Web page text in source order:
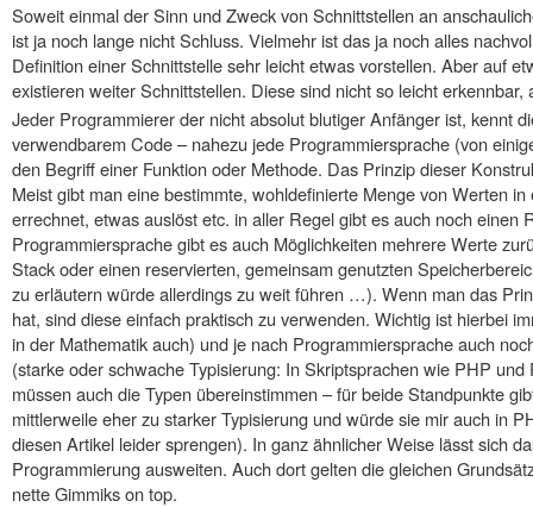
Soweit einmal der Sinn und Zweck von Schnittstellen an
ist ja noch lange nicht Schluss. Vielmehr ist das ja noch alles
Definition einer Schnittstelle sehr leicht etwas vorstellen. Aber auf
existieren weiter Schnittstellen. Diese sind nicht so leicht
Jeder Programmierer der nicht absolut blutiger Anfänger ist, kennt
verwendbarem Code – nahezu jede Programmiersprache (von
den Begriff einer Funktion oder Methode. Das Prinzip dieser
Meist gibt man eine bestimmte, wohldefinierte Menge von Werten
errechnet, etwas auslöst etc. in aller Regel gibt es auch noch einen
Programmiersprache gibt es auch Möglichkeiten mehrere Werte
Stack oder einen reservierten, gemeinsam genutzten
zu erläutern würde allerdings zu weit führen …). Wenn man das
hat, sind diese einfach praktisch zu verwenden. Wichtig ist hierbei
in der Mathematik auch) und je nach Programmiersprache auch
(starke oder schwache Typisierung: In Skriptsprachen wie PHP
müssen auch die Typen übereinstimmen – für beide Standpunkte
mittlerweile eher zu starker Typisierung und würde sie mir auch in
diesen Artikel leider sprengen). In ganz ähnlicher Weise lässt sich
Programmierung ausweiten. Auch dort gelten die gleichen
nette Gimmiks on top.